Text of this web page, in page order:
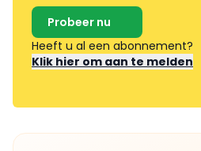
Probeer nu
Heeft u al een abonnement?
Klik hier om aan te melden